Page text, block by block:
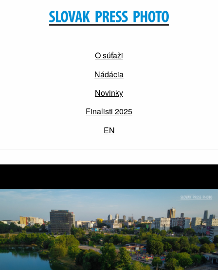
O súťaži
Nádácia
Novinky
Finalisti 2025
EN